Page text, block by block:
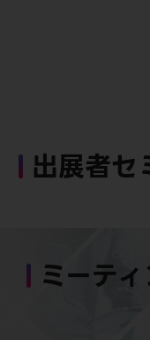
出展者セ
ミーテ